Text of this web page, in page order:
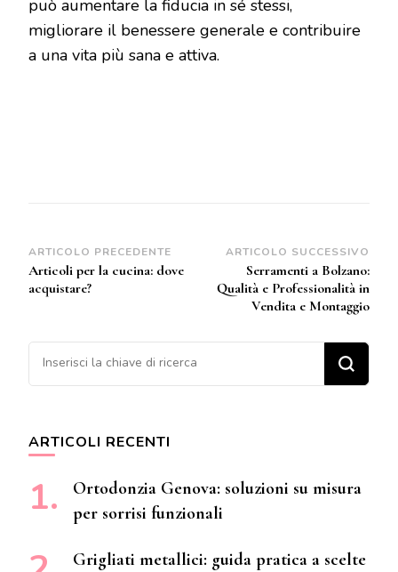
può aumentare la fiducia in sé stessi,
migliorare il benessere generale e contribuire
a una vita più sana e attiva.
Navigazione
articoli
ARTICOLO PRECEDENTE
Articoli per la cucina: dove
acquistare?
ARTICOLO SUCCESSIVO
Serramenti a Bolzano:
Qualità e Professionalità in
Vendita e Montaggio
Cerchi qualcosa?
ARTICOLI RECENTI
Ortodonzia Genova: soluzioni su misura
per sorrisi funzionali
Grigliati metallici: guida pratica a scelte